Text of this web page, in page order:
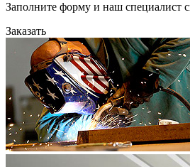
Заполните форму и наш специалист
Заказать